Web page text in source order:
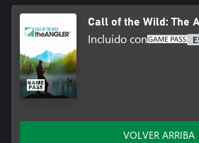
Call of the Wild: The
Incluido con
VOLVER ARRIBA